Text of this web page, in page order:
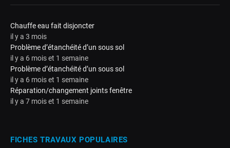
Chauffe eau fait disjoncter
il y a 3 mois
Problème d’étanchéité d’un sous sol
il y a 6 mois et 1 semaine
Problème d’étanchéité d’un sous sol
il y a 6 mois et 1 semaine
Réparation/changement joints fenêtre
il y a 7 mois et 1 semaine
FICHES TRAVAUX POPULAIRES